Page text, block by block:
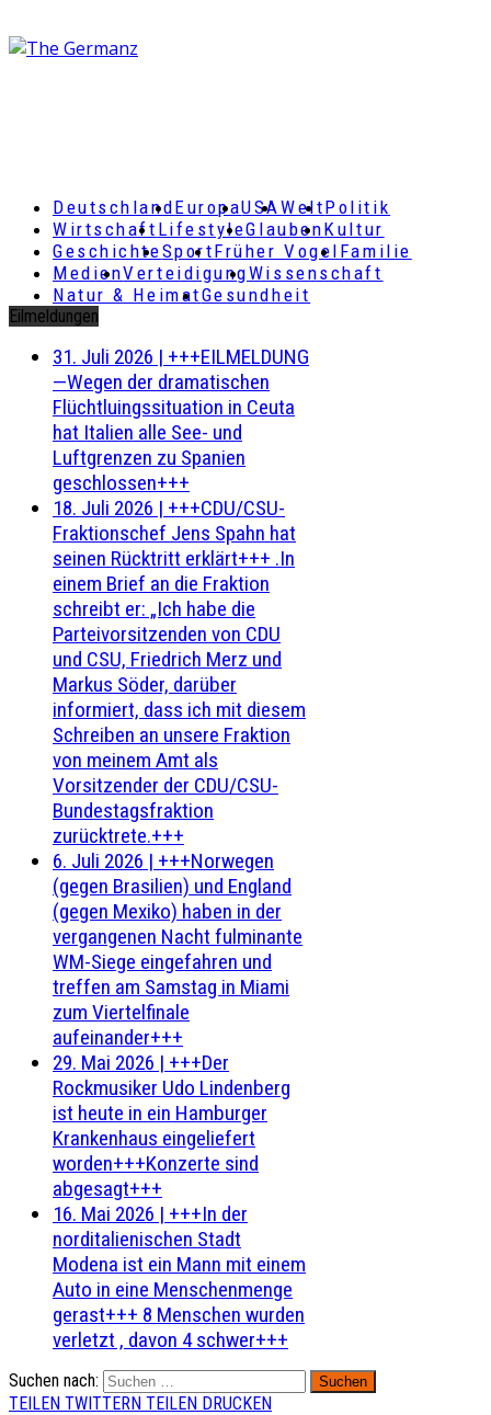
DeutschlandEuropaUSAWeltPolitik
Wirtschaft LifestyleGlaubenKultur
GeschichteSportFrüher Vogel Familie
MedienVerteidigungWissenschaft
Natur & HeimatGesundheit
Eilmeldungen
31. Juli 2026 | +++EILMELDUNG
—Wegen der dramatischen
Flüchtluingssituation in Ceuta
hat Italien alle See- und
Luftgrenzen zu Spanien
geschlossen+++
18. Juli 2026 | +++CDU/CSU-
Fraktionschef Jens Spahn hat
seinen Rücktritt erklärt+++ .In
einem Brief an die Fraktion
schreibt er: „Ich habe die
Parteivorsitzenden von CDU
und CSU, Friedrich Merz und
Markus Söder, darüber
informiert, dass ich mit diesem
Schreiben an unsere Fraktion
von meinem Amt als
Vorsitzender der CDU/CSU-
Bundestagsfraktion
zurücktrete.+++
6. Juli 2026 | +++Norwegen
(gegen Brasilien) und England
(gegen Mexiko) haben in der
vergangenen Nacht fulminante
WM-Siege eingefahren und
treffen am Samstag in Miami
zum Viertelfinale
aufeinander+++
29. Mai 2026 | +++Der
Rockmusiker Udo Lindenberg
ist heute in ein Hamburger
Krankenhaus eingeliefert
worden+++Konzerte sind
abgesagt+++
16. Mai 2026 | +++In der
norditalienischen Stadt
Modena ist ein Mann mit einem
Auto in eine Menschenmenge
gerast+++ 8 Menschen wurden
verletzt , davon 4 schwer+++
Suchen nach:
TEILEN TWITTERN TEILEN DRUCKEN